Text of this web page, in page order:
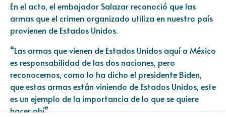
En el acto, el embajador Salazar reconoció que las
armas que el crimen organizado utiliza en nuestro país
provienen de Estados Unidos.
“Las armas que vienen de Estados Unidos aquí a México
es responsabilidad de las dos naciones, pero
reconocemos, como lo ha dicho el presidente Biden,
que estas armas están viniendo de Estados Unidos, este
es un ejemplo de la importancia de lo que se quiere
hacer ahí”.